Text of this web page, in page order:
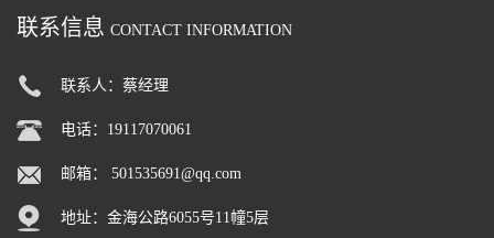
联系信息 CONTACT INFORMATION
联系人：蔡经理
电话：19117070061
邮箱： 501535691@qq.com
地址：金海公路6055号11幢5层